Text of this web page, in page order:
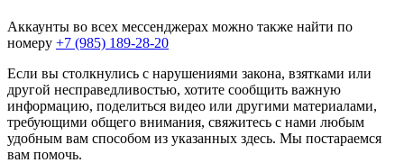
Аккаунты во всех мессенджерах можно также найти по
номеру +7 (985) 189-28-20
Если вы столкнулись с нарушениями закона, взятками или
другой несправедливостью, хотите сообщить важную
информацию, поделиться видео или другими материалами,
требующими общего внимания, свяжитесь с нами любым
удобным вам способом из указанных здесь. Мы постараемся
вам помочь.